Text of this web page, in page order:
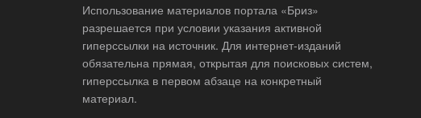
Использование материалов портала «Бриз»
разрешается при условии указания активной
гиперссылки на источник. Для интернет-изданий
обязательна прямая, открытая для поисковых систем,
гиперссылка в первом абзаце на конкретный
материал.